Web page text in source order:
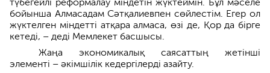
бойынша Алмасадам Сәтқалиевпен сөйлестім. Егер ол
жүктелген міндетті атқара алмаса, өзі де, Қор да бірге
кетеді, – деді Мемлекет басшысы.
Жаңа экономикалық саясаттың жетінші
элементі – әкімшілік кедергілерді азайту.